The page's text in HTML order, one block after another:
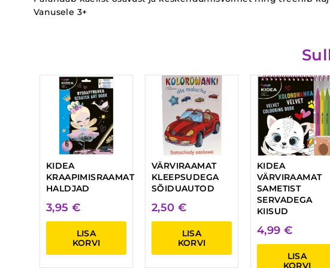
Vanusele 3+
KIDEA
KRAAPIMISRAAMAT
HALDJAD
3,95 €
LISA
KORVI
VÄRVIRAAMAT
KLEEPSUDEGA
SÕIDUAUTOD
2,50 €
LISA
KORVI
KIDEA
VÄRVIRAAMAT
SAMETIST
SERVADEGA
KIISUD
4,99 €
LISA